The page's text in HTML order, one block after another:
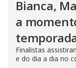
Bianca,
a
Finalistas
e do dia a dia no